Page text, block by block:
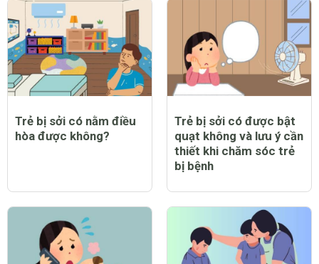
CHỦ ĐỀ MỚI
Trẻ bị sởi có nằm điều
hòa được không?
Trẻ bị sởi có được bật
quạt không và lưu ý cần
thiết khi chăm sóc trẻ
bị bệnh